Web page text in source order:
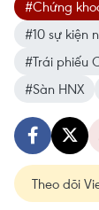
#Chứng
#10 sự kiện
#Trái phiếu
#Sàn HNX
Theo dõi